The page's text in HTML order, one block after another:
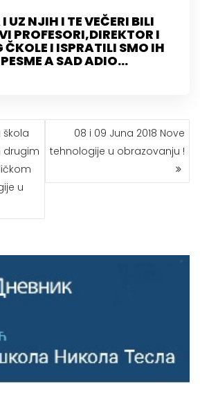
UZ NJIH I TE VEČERI BILI
PROFESORI,DIREKTOR I
ČKOLE I ISPRATILI SMO IH
A SAD ADIO…
škola
drugim
u
08 i 09 Juna 2018 Nove
tehnologije u obrazovanju !